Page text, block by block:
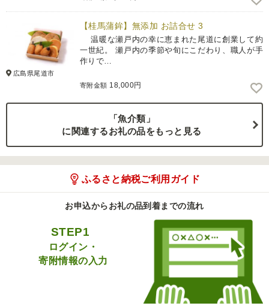
広島県尾道市
【桂馬蒲鉾】無添加 お詰合せ 3
温暖な瀬戸内の幸に恵まれた尾道に創業して約
一世紀。 瀬戸内の季節や旬にこだわり、職人が手
作りで…
寄附金額 18,000円
「魚介類」
に関連するお礼の品をもっと見る
ふるさと納税ご利用ガイド
お申込からお礼の品到着までの流れ
STEP1
ログイン・
寄附情報の入力